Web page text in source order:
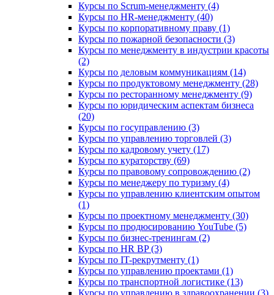
Курсы по Scrum-менеджменту (4)
Курсы по HR-менеджменту (40)
Курсы по корпоративному праву (1)
Курсы по пожарной безопасности (3)
Курсы по менеджменту в индустрии красоты
(2)
Курсы по деловым коммуникациям (14)
Курсы по продуктовому менеджменту (28)
Курсы по ресторанному менеджменту (9)
Курсы по юридическим аспектам бизнеса
(20)
Курсы по госуправлению (3)
Курсы по управлению торговлей (3)
Курсы по кадровому учету (17)
Курсы по кураторству (69)
Курсы по правовому сопровождению (2)
Курсы по менеджеру по туризму (4)
Курсы по управлению клиентским опытом
(1)
Курсы по проектному менеджменту (30)
Курсы по продюсированию YouTube (5)
Курсы по бизнес-тренингам (2)
Курсы по HR BP (3)
Курсы по IT-рекрутменту (1)
Курсы по управлению проектами (1)
Курсы по транспортной логистике (13)